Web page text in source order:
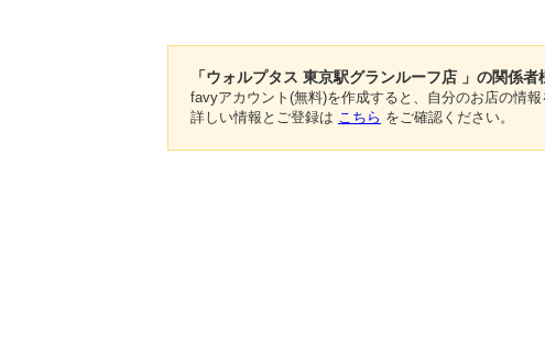
「ウォルプタス 東京駅グランルーフ店 」の関係者
favyアカウント(無料)を作成すると、自分のお店の情報
詳しい情報とご登録は こちら をご確認ください。